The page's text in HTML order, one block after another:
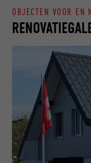
OBJECTEN VOOR EN
AANBIEDER
VERVALTIJD
DOEL